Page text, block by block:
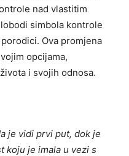
nad vlastitim
simbola kontrole
Ova promjena
opcijama,
i svojih odnosa.
je vidi prvi put, dok je
koju je imala u vezi s